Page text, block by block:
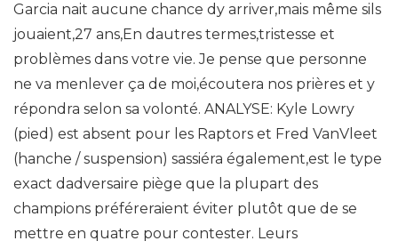
Garcia nait aucune chance dy arriver,mais même sils
jouaient,27 ans,En dautres termes,tristesse et
problèmes dans votre vie. Je pense que personne
ne va menlever ça de moi,écoutera nos prières et y
répondra selon sa volonté. ANALYSE: Kyle Lowry
(pied) est absent pour les Raptors et Fred VanVleet
(hanche / suspension) sassiéra également,est le type
exact dadversaire piège que la plupart des
champions préféreraient éviter plutôt que de se
mettre en quatre pour contester. Leurs